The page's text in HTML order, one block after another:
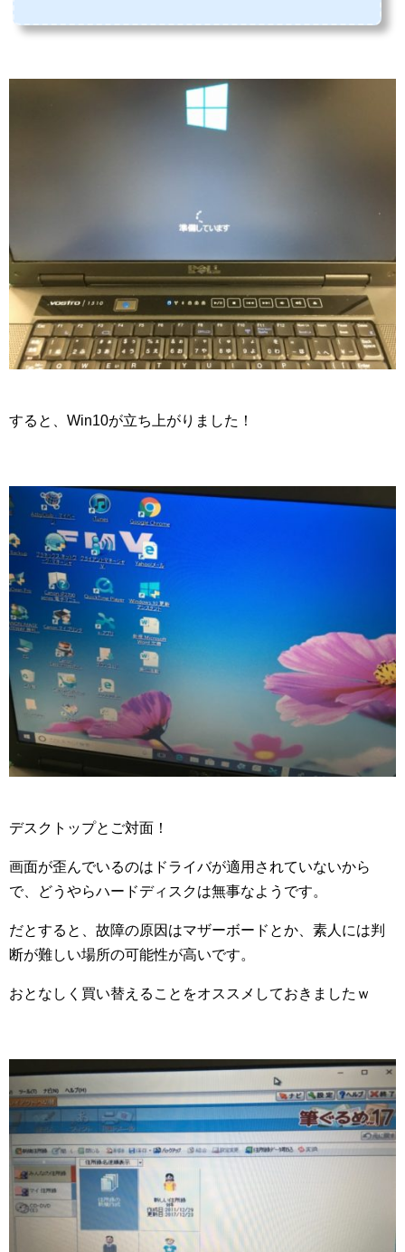
が、「Chromium OS」というOSの無料版があって、これを自分でインストールすれば
すると、Win10が立ち上がりました！
デスクトップとご対面！
画面が歪んでいるのはドライバが適用されていないから
で、どうやらハードディスクは無事なようです。
だとすると、故障の原因はマザーボードとか、素人には判
断が難しい場所の可能性が高いです。
おとなしく買い替えることをオススメしておきましたｗ